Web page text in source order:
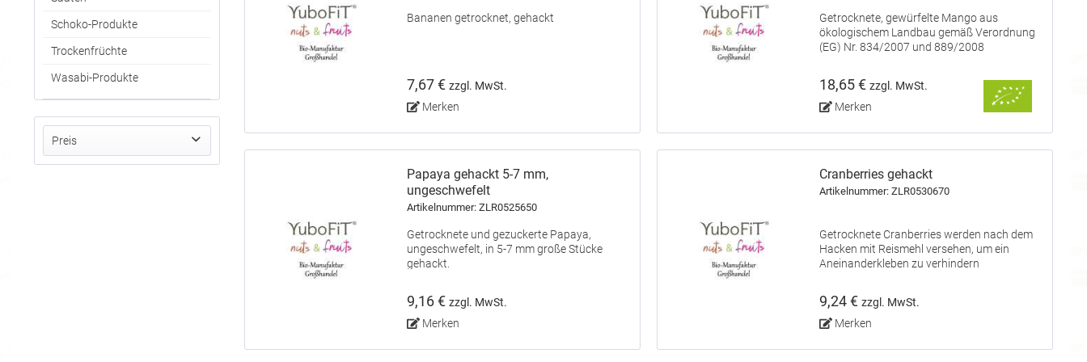
Schoko-Produkte
Trockenfrüchte
Wasabi-Produkte
Preis
Bananen getrocknet, gehackt
7,67 € zzgl. MwSt.
Merken
Getrocknete, gewürfelte Mango aus
ökologischem Landbau gemäß Verordnung
(EG) Nr. 834/2007 und 889/2008
18,65 € zzgl. MwSt.
Merken
Papaya gehackt 5-7 mm,
ungeschwefelt
Artikelnummer: ZLR0525650
Getrocknete und gezuckerte Papaya,
ungeschwefelt, in 5-7 mm große Stücke
gehackt.
9,16 € zzgl. MwSt.
Merken
Cranberries gehackt
Artikelnummer: ZLR0530670
Getrocknete Cranberries werden nach dem
Hacken mit Reismehl versehen, um ein
Aneinanderkleben zu verhindern
9,24 € zzgl. MwSt.
Merken